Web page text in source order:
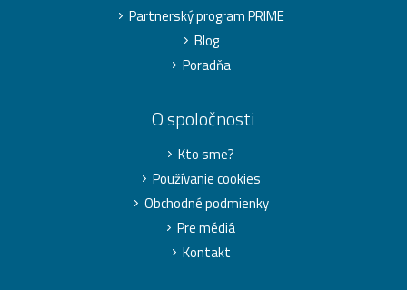
Partnerský program PRIME
Blog
Poradňa
O spoločnosti
Kto sme?
Používanie cookies
Obchodné podmienky
Pre médiá
Kontakt